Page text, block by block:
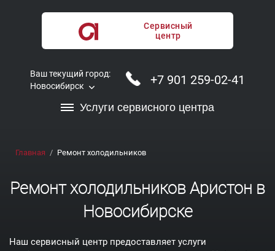
Сервисный
центр
Ваш текущий город:
Новосибирск
+7 901 259-02-41
Услуги сервисного центра
Главная Ремонт холодильников
Ремонт холодильников Аристон в
Новосибирске
Наш сервисный центр предоставляет услуги